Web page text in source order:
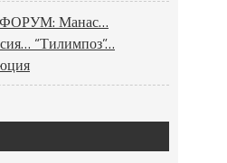
ФОРУМ: Манас…
“Тилимпоз”…